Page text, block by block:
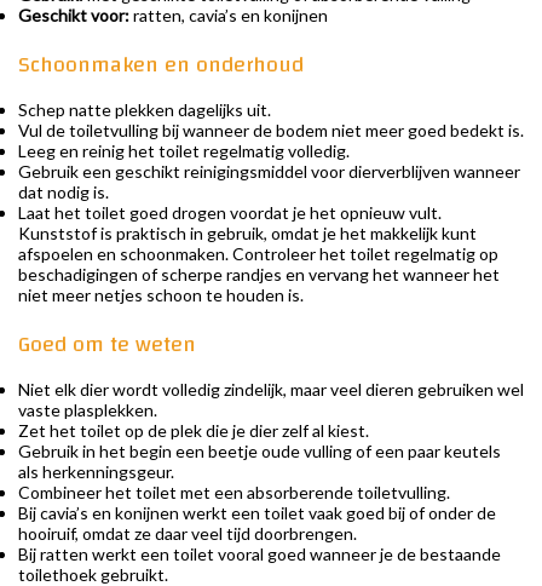
Geschikt voor:ratten, cavia’s en konijnen
Schoonmaken en onderhoud
Schep natte plekken dagelijks uit.
Vul de toiletvulling bij wanneer de bodem niet meer goed bedekt is.
Leeg en reinig het toilet regelmatig volledig.
Gebruik een geschikt reinigingsmiddel voor dierverblijven wanneer
dat nodig is.
Laat het toilet goed drogen voordat je het opnieuw vult.
Kunststof is praktisch in gebruik, omdat je het makkelijk kunt
afspoelen en schoonmaken. Controleer het toilet regelmatig op
beschadigingen of scherpe randjes en vervang het wanneer het
niet meer netjes schoon te houden is.
Goed om te weten
Niet elk dier wordt volledig zindelijk, maar veel dieren gebruiken wel
vaste plasplekken.
Zet het toilet op de plek die je dier zelf al kiest.
Gebruik in het begin een beetje oude vulling of een paar keutels
als herkenningsgeur.
Combineer het toilet met een absorberende toiletvulling.
Bij cavia’s en konijnen werkt een toilet vaak goed bij of onder de
hooiruif, omdat ze daar veel tijd doorbrengen.
Bij ratten werkt een toilet vooral goed wanneer je de bestaande
toilethoek gebruikt.